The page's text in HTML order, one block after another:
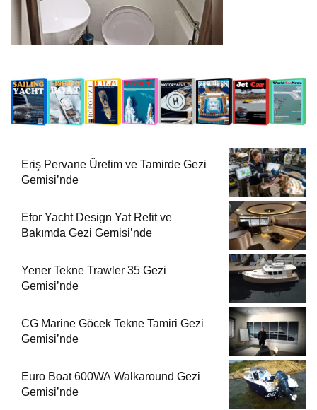
Eriş Pervane Üretim ve Tamirde Gezi
Gemisi’nde
Efor Yacht Design Yat Refit ve
Bakımda Gezi Gemisi’nde
Yener Tekne Trawler 35 Gezi
Gemisi’nde
CG Marine Göcek Tekne Tamiri Gezi
Gemisi’nde
Euro Boat 600WA Walkaround Gezi
Gemisi’nde